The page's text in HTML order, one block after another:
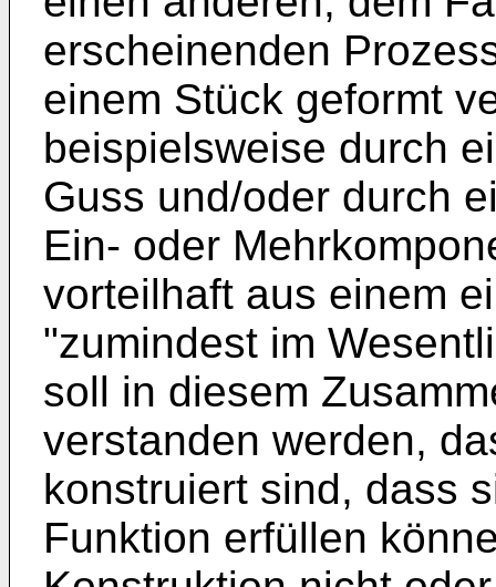
erscheinenden
einem Stück geformt
beispielsweise durch
Guss und/oder durch
Ein- oder
vorteilhaft aus einem
"zumindest im
soll in diesem
verstanden werden,
konstruiert sind, dass
Funktion erfüllen